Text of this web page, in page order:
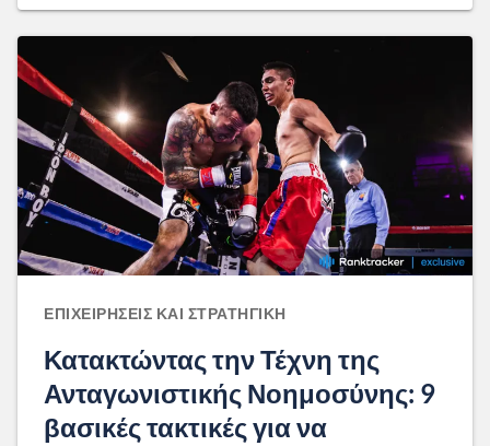
ΕΠΙΧΕΙΡΉΣΕΙΣ ΚΑΙ ΣΤΡΑΤΗΓΙΚΉ
Κατακτώντας την Τέχνη της
Ανταγωνιστικής Νοημοσύνης: 9
βασικές τακτικές για να